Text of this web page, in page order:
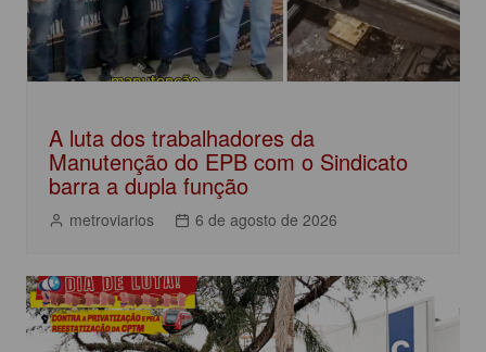
A luta dos trabalhadores da
Manutenção do EPB com o Sindicato
barra a dupla função
metroviarios 6 de agosto de 2026